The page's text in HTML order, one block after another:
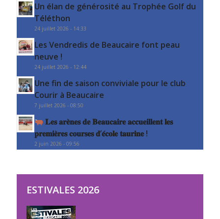
Un élan de générosité au Trophée Golf du
Téléthon
24 juillet 2026 - 14:33
Les Vendredis de Beaucaire font peau
neuve !
24 juillet 2026 - 12:44
Une fin de saison conviviale pour le club
Courir à Beaucaire
7 juillet 2026 - 08:50
𝐋𝐞𝐬 𝐚𝐫𝐞̀𝐧𝐞𝐬 𝐝𝐞 𝐁𝐞𝐚𝐮𝐜𝐚𝐢𝐫𝐞 𝐚𝐜𝐜𝐮𝐞𝐢𝐥𝐥𝐞𝐧𝐭 𝐥𝐞𝐬
𝐩𝐫𝐞𝐦𝐢𝐞̀𝐫𝐞𝐬 𝐜𝐨𝐮𝐫𝐬𝐞𝐬 𝐝’𝐞́𝐜𝐨𝐥𝐞 𝐭𝐚𝐮𝐫𝐢𝐧𝐞 !
2 juin 2026 - 09:56
ESTIVALES 2026